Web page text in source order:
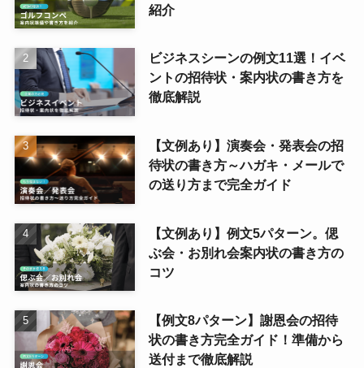
紹介
ビジネスシーンの例文11選！イベ
ントの招待状・案内状の書き方を
徹底解説
【文例あり】演奏会・発表会の招
待状の書き方～ハガキ・メールで
の送り方まで完全ガイド
【文例あり】例文5パターン。偲
ぶ会・お別れ会案内状の書き方の
コツ
【例文8パターン】謝恩会の招待
状の書き方完全ガイド！準備から
送付まで徹底解説